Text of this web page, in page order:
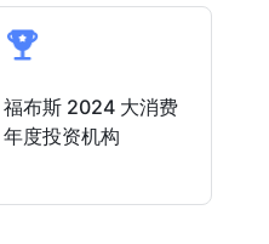
福布斯 2024 大消费
年度投资机构